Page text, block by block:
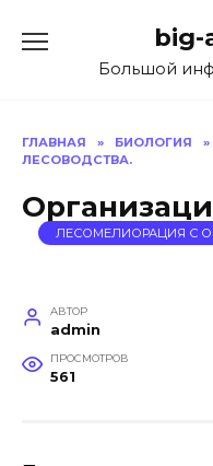
содержанию
big-
Большой
ГЛАВНАЯ » БИОЛОГИЯ »
ЛЕСОВОДСТВА.
ЛЕСОМЕЛИОРАЦИЯ С
АВТОР
admin
ПРОСМОТРОВ
561